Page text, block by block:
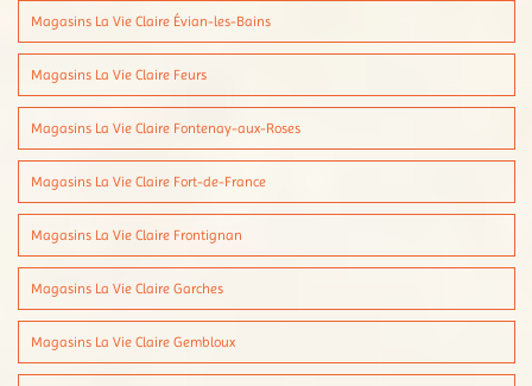
Magasins La Vie Claire Évian-les-Bains
Magasins La Vie Claire Feurs
Magasins La Vie Claire Fontenay-aux-Roses
Magasins La Vie Claire Fort-de-France
Magasins La Vie Claire Frontignan
Magasins La Vie Claire Garches
Magasins La Vie Claire Gembloux